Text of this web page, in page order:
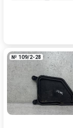
№ 109/2-28